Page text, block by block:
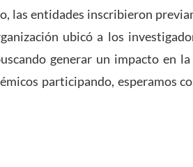
las entidades inscribieron
ubicó a los
generar un impacto en la
participando, esperamos